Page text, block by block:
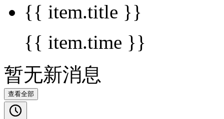
{{ item.title }}
{{ item.time }}
暂无新消息
查看全部